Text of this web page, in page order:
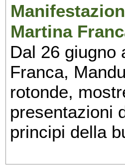
Martina
Dal 26 giugno
Franca,
rotonde,
presentazioni
principi della